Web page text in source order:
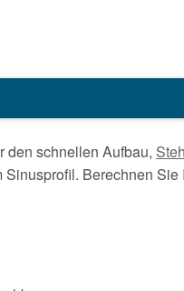
den schnellen Aufbau,
Sinusprofil. Berechnen